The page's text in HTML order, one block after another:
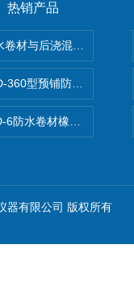
热销产品
卷材与后浇混凝土剥离强
360型预铺防水卷材抗冲
6防水卷材橡胶测厚仪
器有限公司 版权所有